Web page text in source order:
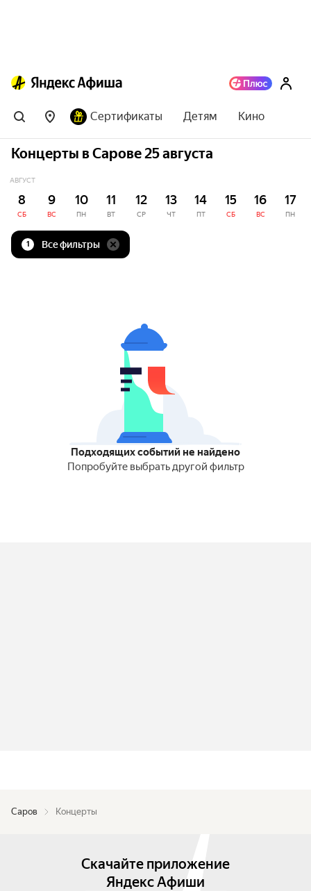
Сертификаты Детям Кино
Концерты в Сарове 25 августа
АВГУСТ
8
СБ
9
ВС
10
ПН
11
ВТ
12
СР
13
ЧТ
14
ПТ
15
СБ
16
ВС
17
ПН
1 Все фильтры
Подходящих событий не найдено
Попробуйте выбрать другой фильтр
Саров Концерты
Скачайте приложение
Яндекс Афиши